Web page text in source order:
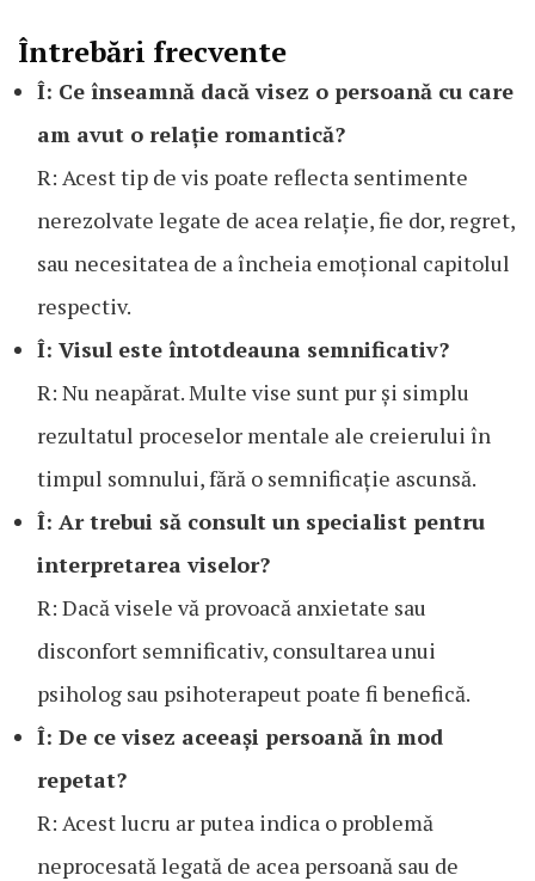
Întrebări frecvente
Î: Ce înseamnă dacă visez o persoană cu care
am avut o relație romantică?
R: Acest tip de vis poate reflecta sentimente
nerezolvate legate de acea relație, fie dor, regret,
sau necesitatea de a încheia emoțional capitolul
respectiv.
Î: Visul este întotdeauna semnificativ?
R: Nu neapărat. Multe vise sunt pur și simplu
rezultatul proceselor mentale ale creierului în
timpul somnului, fără o semnificație ascunsă.
Î: Ar trebui să consult un specialist pentru
interpretarea viselor?
R: Dacă visele vă provoacă anxietate sau
disconfort semnificativ, consultarea unui
psiholog sau psihoterapeut poate fi benefică.
Î: De ce visez aceeași persoană în mod
repetat?
R: Acest lucru ar putea indica o problemă
neprocesată legată de acea persoană sau de